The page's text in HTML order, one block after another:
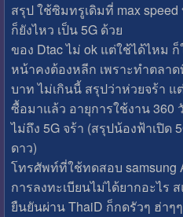
สรุป ใช้ซิมทรูเดิมที่ max speed
ก็ยังไหว เป็น 5G ด้วย
ของ Dtac ไม่ ok แต่ใช้ได้ไหม
หน้าคงต้องหลีก เพราะทำตลา
บาท ไม่เกินนี้ สรุปว่าห่วยจร้า แ
ซื้อมาแล้ว อายุการใช้งาน
ไม่ถึง 5G จร้า (สรุปน้องฟ้าเปิด
ดาว)
โทรศัพท์ที่ใช้ทดสอบ samsung
การลงทะเบียนไม่ได้ยากอะไร
ยืนยันผ่าน ThaiD ก็กดรัวๆ ฮ่าๆ